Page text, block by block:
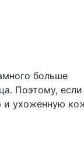
больше
Поэтому,
и ухоженную